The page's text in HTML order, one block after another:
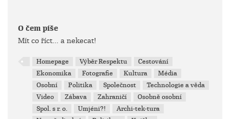
O čem píše
Mít co říct... a nekecat!
Homepage Výběr Respektu
Cestování
Ekonomika
Fotografie Kultura
Média
Osobní
Politika Společnost
Technologie a věda
Video
Zábava Zahraničí
Osobně osobní
Spol. s r. o.
Umjéni?!
Archi-tek-tura